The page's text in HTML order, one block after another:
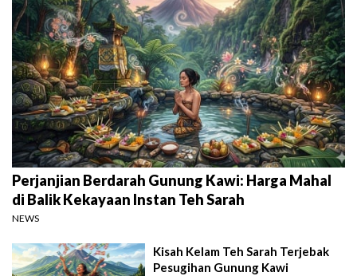
Perjanjian Berdarah Gunung Kawi: Harga Mahal
di Balik Kekayaan Instan Teh Sarah
NEWS
Kisah Kelam Teh Sarah Terjebak
Pesugihan Gunung Kawi